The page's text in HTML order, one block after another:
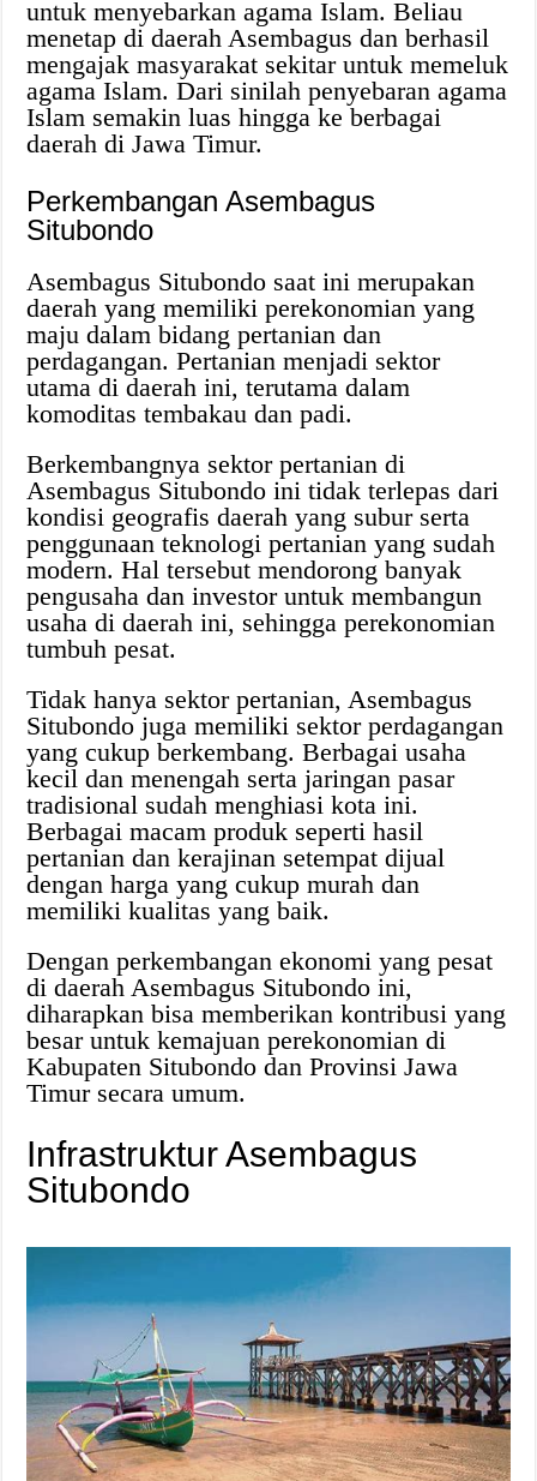
untuk menyebarkan agama Islam. Beliau
menetap di daerah Asembagus dan berhasil
mengajak masyarakat sekitar untuk memeluk
agama Islam. Dari sinilah penyebaran agama
Islam semakin luas hingga ke berbagai
daerah di Jawa Timur.
Perkembangan Asembagus
Situbondo
Asembagus Situbondo saat ini merupakan
daerah yang memiliki perekonomian yang
maju dalam bidang pertanian dan
perdagangan. Pertanian menjadi sektor
utama di daerah ini, terutama dalam
komoditas tembakau dan padi.
Berkembangnya sektor pertanian di
Asembagus Situbondo ini tidak terlepas dari
kondisi geografis daerah yang subur serta
penggunaan teknologi pertanian yang sudah
modern. Hal tersebut mendorong banyak
pengusaha dan investor untuk membangun
usaha di daerah ini, sehingga perekonomian
tumbuh pesat.
Tidak hanya sektor pertanian, Asembagus
Situbondo juga memiliki sektor perdagangan
yang cukup berkembang. Berbagai usaha
kecil dan menengah serta jaringan pasar
tradisional sudah menghiasi kota ini.
Berbagai macam produk seperti hasil
pertanian dan kerajinan setempat dijual
dengan harga yang cukup murah dan
memiliki kualitas yang baik.
Dengan perkembangan ekonomi yang pesat
di daerah Asembagus Situbondo ini,
diharapkan bisa memberikan kontribusi yang
besar untuk kemajuan perekonomian di
Kabupaten Situbondo dan Provinsi Jawa
Timur secara umum.
Infrastruktur Asembagus
Situbondo